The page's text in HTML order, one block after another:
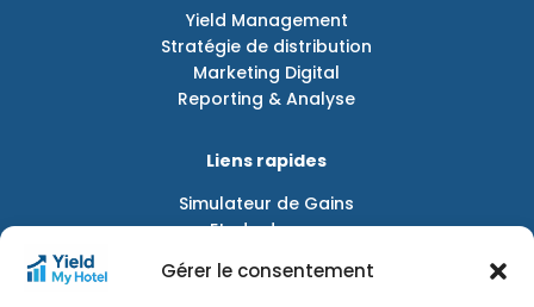
Gérer le consentement
Yield Management
Stratégie de distribution
Marketing Digital
Reporting & Analyse
Liens rapides
Simulateur de Gains
Etude de cas
Plan de site